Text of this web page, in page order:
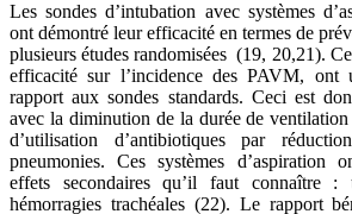
Les sondes d’intubation avec systèmes
ont démontré leur efficacité en termes de
plusieurs études randomisées (19, 20,21).
efficacité sur l’incidence des PAVM, ont
rapport aux sondes standards. Ceci est
avec la diminution de la durée de ventilation
d’utilisation d’antibiotiques par
pneumonies. Ces systèmes d’aspiration
effets secondaires qu’il faut connaître :
hémorragies trachéales (22). Le rapport